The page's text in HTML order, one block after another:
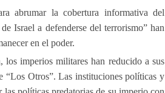
abrumar la cobertura informativa del
Israel a defenderse del terrorismo” han
en el poder.
imperios militares han reducido a sus
“Los Otros”. Las instituciones políticas y